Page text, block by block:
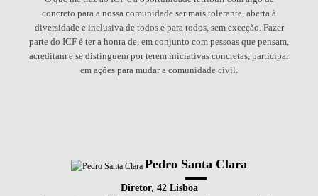
concreto para a nossa comunidade ser mais tolerante, aberta à
diversidade e inclusiva de todos e para todos, sem exceção. Fazer
parte do ICF é ter a honra de, em conjunto com pessoas que pensam,
acreditam e se distinguem por terem iniciativas concretas, participar
em ações para mudar a comunidade civil.
Pedro Santa Clara
Diretor, 42 Lisboa